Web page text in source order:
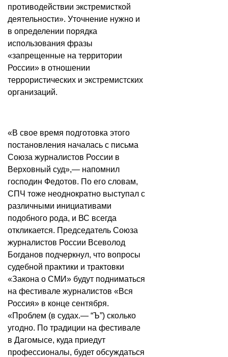
противодействии экстремисткой
деятельности». Уточнение нужно и
в определении порядка
использования фразы
«запрещенные на территории
России» в отношении
террористических и экстремистских
организаций.
«В свое время подготовка этого
постановления началась с письма
Союза журналистов России в
Верховный суд»,— напомнил
господин Федотов. По его словам,
СПЧ тоже неоднократно выступал с
различными инициативами
подобного рода, и ВС всегда
откликается. Председатель Союза
журналистов России Всеволод
Богданов подчеркнул, что вопросы
судебной практики и трактовки
«Закона о СМИ» будут подниматься
на фестивале журналистов «Вся
Россия» в конце сентября.
«Проблем (в судах.— “Ъ”) сколько
угодно. По традиции на фестивале
в Дагомысе, куда приедут
профессионалы, будет обсуждаться